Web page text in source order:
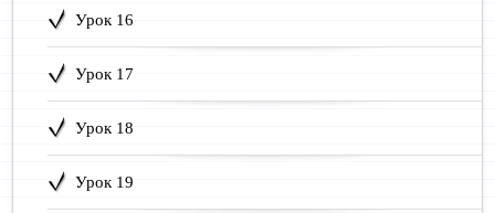
Урок 16
Урок 17
Урок 18
Урок 19